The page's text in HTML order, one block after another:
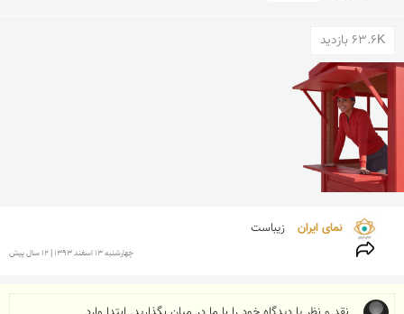
63.6K بازدید
نمای ایران زیباست
چهارشنبه 13 اسفند 1393 | 12 سال پیش